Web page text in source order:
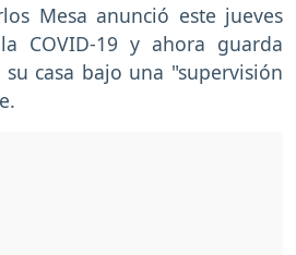
Mesa anunció este jueves
COVID-19 y ahora guarda
casa bajo una "supervisión